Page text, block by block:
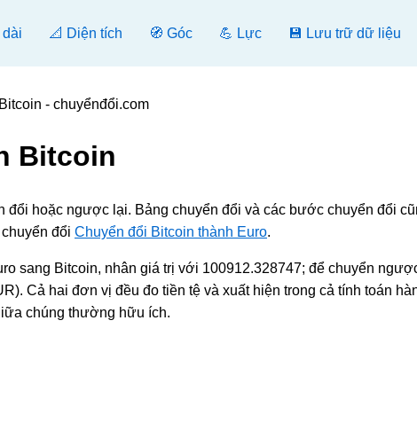
📐 Diện tích 🧭 Góc 💪 Lực 💾 Lưu trữ dữ liệu
- chuyểnđổi.com
Bitcoin
đổi hoặc ngược lại. Bảng chuyển đổi và các bước chuyển đổi
đổi Chuyển đổi Bitcoin thành Euro.
sang Bitcoin, nhân giá trị với 100912.328747; để chuyển
Cả hai đơn vị đều đo tiền tệ và xuất hiện trong cả tính toán
chúng thường hữu ích.